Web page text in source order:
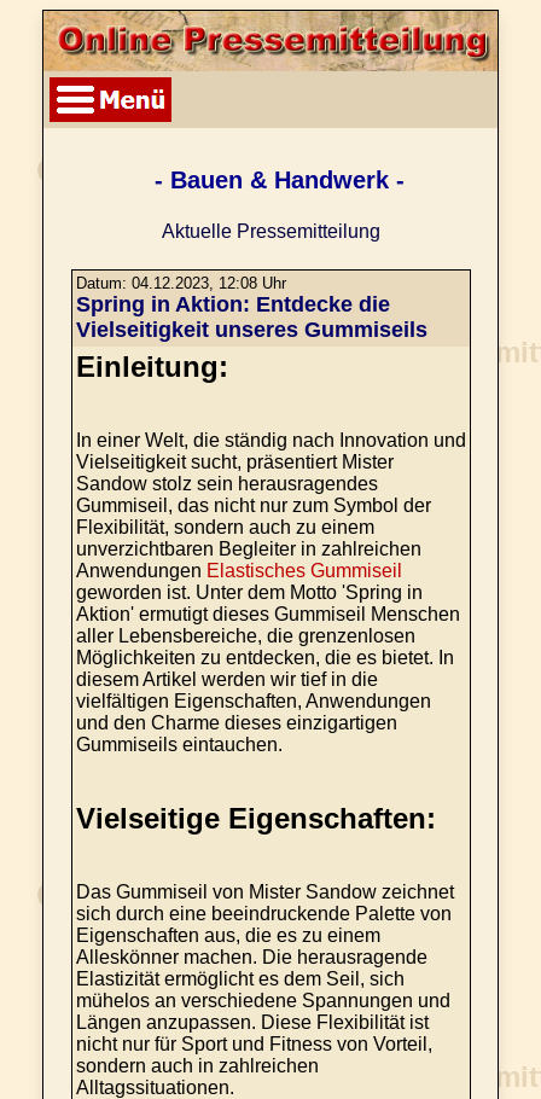
- Bauen & Handwerk -
Aktuelle Pressemitteilung
Datum: 04.12.2023, 12:08 Uhr
Spring in Aktion: Entdecke die
Vielseitigkeit unseres Gummiseils
Einleitung:
In einer Welt, die ständig nach Innovation und
Vielseitigkeit sucht, präsentiert Mister
Sandow stolz sein herausragendes
Gummiseil, das nicht nur zum Symbol der
Flexibilität, sondern auch zu einem
unverzichtbaren Begleiter in zahlreichen
Anwendungen Elastisches Gummiseil
geworden ist. Unter dem Motto 'Spring in
Aktion' ermutigt dieses Gummiseil Menschen
aller Lebensbereiche, die grenzenlosen
Möglichkeiten zu entdecken, die es bietet. In
diesem Artikel werden wir tief in die
vielfältigen Eigenschaften, Anwendungen
und den Charme dieses einzigartigen
Gummiseils eintauchen.
Vielseitige Eigenschaften:
Das Gummiseil von Mister Sandow zeichnet
sich durch eine beeindruckende Palette von
Eigenschaften aus, die es zu einem
Alleskönner machen. Die herausragende
Elastizität ermöglicht es dem Seil, sich
mühelos an verschiedene Spannungen und
Längen anzupassen. Diese Flexibilität ist
nicht nur für Sport und Fitness von Vorteil,
sondern auch in zahlreichen
Alltagssituationen.